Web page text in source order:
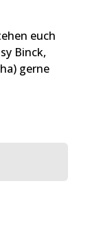
euch
Binck,
gerne